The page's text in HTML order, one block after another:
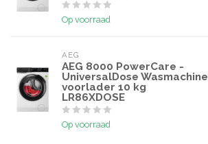
Op voorraad
AEG
AEG 8000 PowerCare -
UniversalDose Wasmachine
voorlader 10 kg
LR86XDOSE
Op voorraad